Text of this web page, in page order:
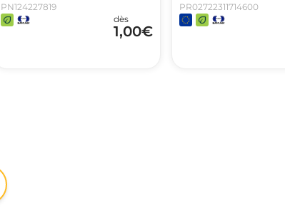
PN124227819
dès
1,00€
PR02722311714600